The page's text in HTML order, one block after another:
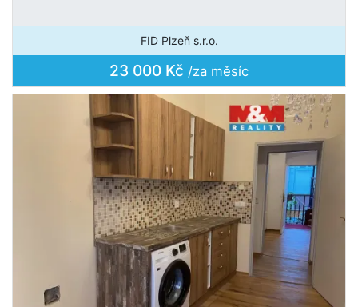
FID Plzeň s.r.o.
23 000 Kč /za měsíc